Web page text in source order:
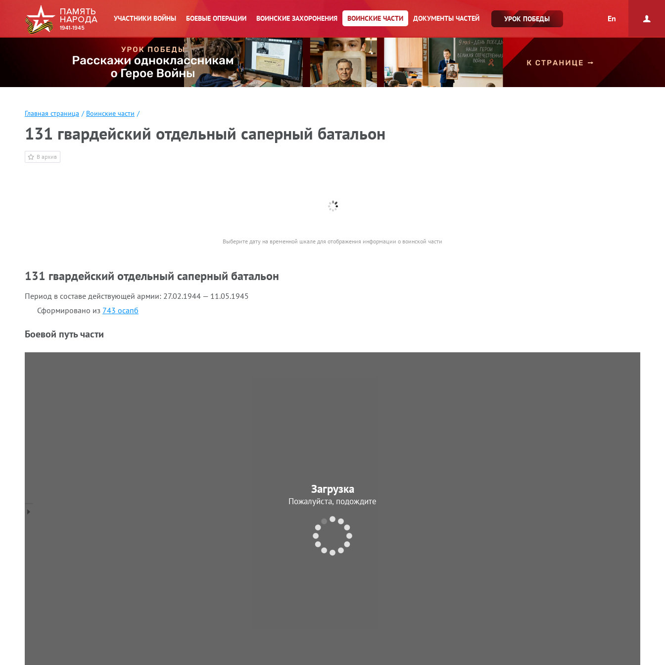
УЧАСТНИКИ ВОЙНЫ БОЕВЫЕ ОПЕРАЦИИ ВОИНСКИЕ ЗАХОРОНЕНИЯ ВОИНСКИЕ ЧАСТИ ДОКУМЕНТЫ ЧАСТЕЙ УРОК ПОБЕДЫ En
Главная страница / Воинские части /
131 гвардейский отдельный саперный батальон
В архив
Выберите дату на временной шкале для отображения информации о воинской части
131 гвардейский отдельный саперный батальон
Период в составе действующей армии: 27.02.1944 — 11.05.1945
Сформировано из 743 осапб
Боевой путь части
Загрузка
Пожалуйста, подождите